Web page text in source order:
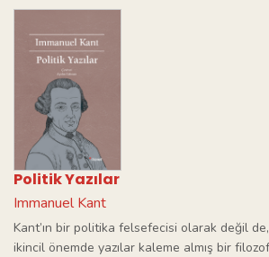
Politik Yazılar
Immanuel Kant
Kant’ın bir politika felsefecisi olarak değil
ikincil önemde yazılar kaleme almış bir